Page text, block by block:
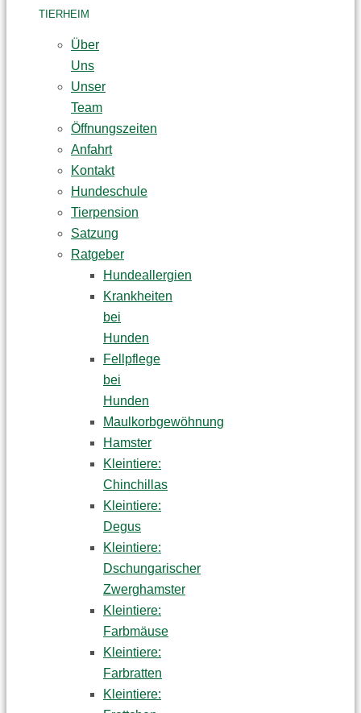
TIERHEIM
Über
Uns
Unser
Team
Öffnungszeiten
Anfahrt
Kontakt
Hundeschule
Tierpension
Satzung
Ratgeber
Hundeallergien
Krankheiten
bei
Hunden
Fellpflege
bei
Hunden
Maulkorbgewöhnung
Hamster
Kleintiere:
Chinchillas
Kleintiere:
Degus
Kleintiere:
Dschungarischer
Zwerghamster
Kleintiere:
Farbmäuse
Kleintiere:
Farbratten
Kleintiere: